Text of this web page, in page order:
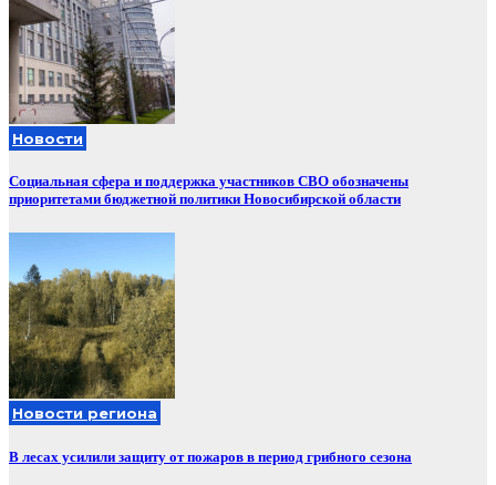
Новости
Социальная сфера и поддержка участников СВО обозначены
приоритетами бюджетной политики Новосибирской области
Новости региона
В лесах усилили защиту от пожаров в период грибного сезона